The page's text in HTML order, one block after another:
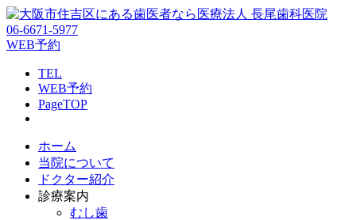
06-6671-5977
WEB予約
TEL
WEB予約
PageTOP
ホーム
当院について
ドクター紹介
診療案内
むし歯